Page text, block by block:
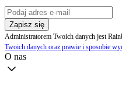
Zapisz się
Administratorem Twoich danych jest
Twoich danych oraz prawie i sposobie
O nas